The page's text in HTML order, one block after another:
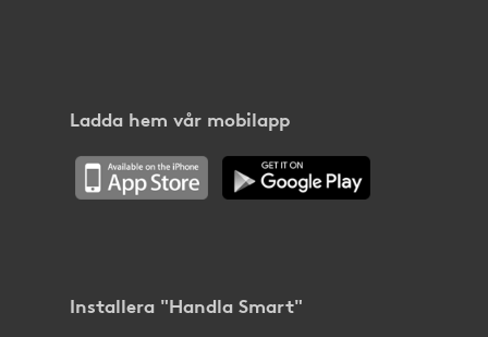
Ladda hem vår mobilapp
Installera "Handla Smart"